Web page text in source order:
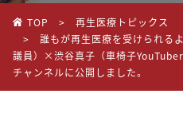
提携先医療機関
PARTNERS
幹細胞治療におけるエ
TOP >
再生医療トピックス
>
誰もが再生医療を受けられる
議員）×渋谷真子（車椅子
チャンネルに公開しました。